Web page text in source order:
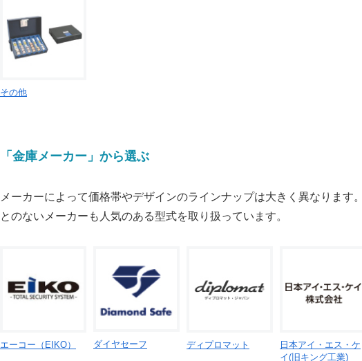
その他
「金庫メーカー」から選ぶ
メーカーによって価格帯やデザインのラインナップは大きく異なります
とのないメーカーも人気のある型式を取り扱っています。
エーコー（EIKO） ダイヤセーフ ディプロマット
日本アイ・エス・ケ
イ(旧キング工業)